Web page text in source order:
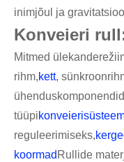
inimjõul ja
Konveieri
Mitmed
rihm,kett,
tüüpi
reguleerimiseks,
koormad Rullide